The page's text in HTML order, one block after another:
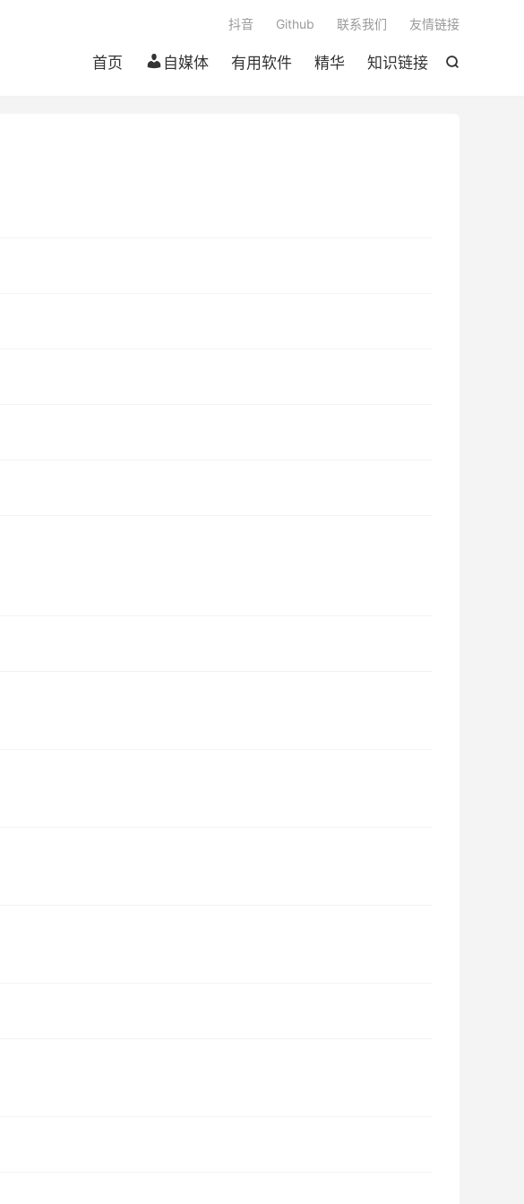

首页 自媒体 有用软件 精华 知识链接
抖音 Github 联系我们 友情链接